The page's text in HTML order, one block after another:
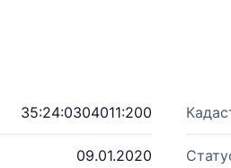
35:24:0304011:200
09.01.2020